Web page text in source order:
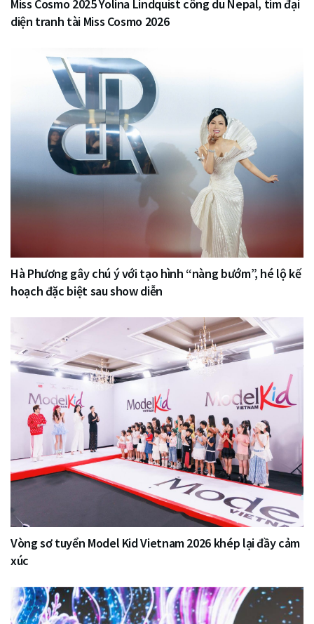
Miss Cosmo 2025 Yolina Lindquist công du Nepal, tìm đại
diện tranh tài Miss Cosmo 2026
Hà Phương gây chú ý với tạo hình “nàng bướm”, hé lộ kế
hoạch đặc biệt sau show diễn
Vòng sơ tuyển Model Kid Vietnam 2026 khép lại đầy cảm
xúc